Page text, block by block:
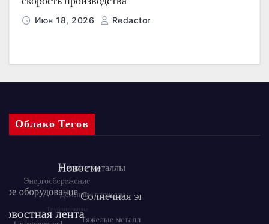
Июн 18, 2026 Redactor
Облако Тегов